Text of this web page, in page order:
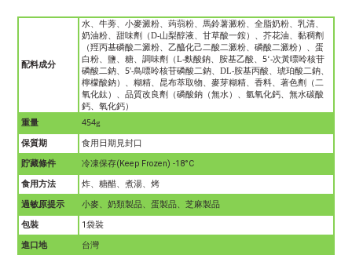
配料成分
水、牛蒡、小麥澱粉、蒟蒻粉、馬鈴薯澱粉、全脂奶粉、乳清、
奶油粉、甜味劑（D-山梨醇液、甘草酸一銨）、芥花油、黏稠劑
（羥丙基磷酸二澱粉、乙醯化己二酸二澱粉、磷酸二澱粉）、蛋
白粉、鹽、糖、調味劑（L-麩酸鈉、胺基乙酸、5‘-次黃嘌呤核苷
磷酸二鈉、5'-鳥嘌呤核苷磷酸二鈉、DL-胺基丙酸、琥珀酸二鈉、
檸檬酸鈉）、糊精、昆布萃取物、麥芽糊精、香料、著色劑（二
氧化鈦）、品質改良劑（磷酸鈉（無水）、氫氧化鈣、無水碳酸
鈣、氧化鈣）
重量
454g
保質期
食用日期見封口
貯藏條件
冷凍保存(Keep Frozen) -18°C
食用方法
炸、糖醋、煮湯、烤
過敏原提示
小麥、奶類製品、蛋製品、芝麻製品
包裝
1袋裝
進口地 台灣